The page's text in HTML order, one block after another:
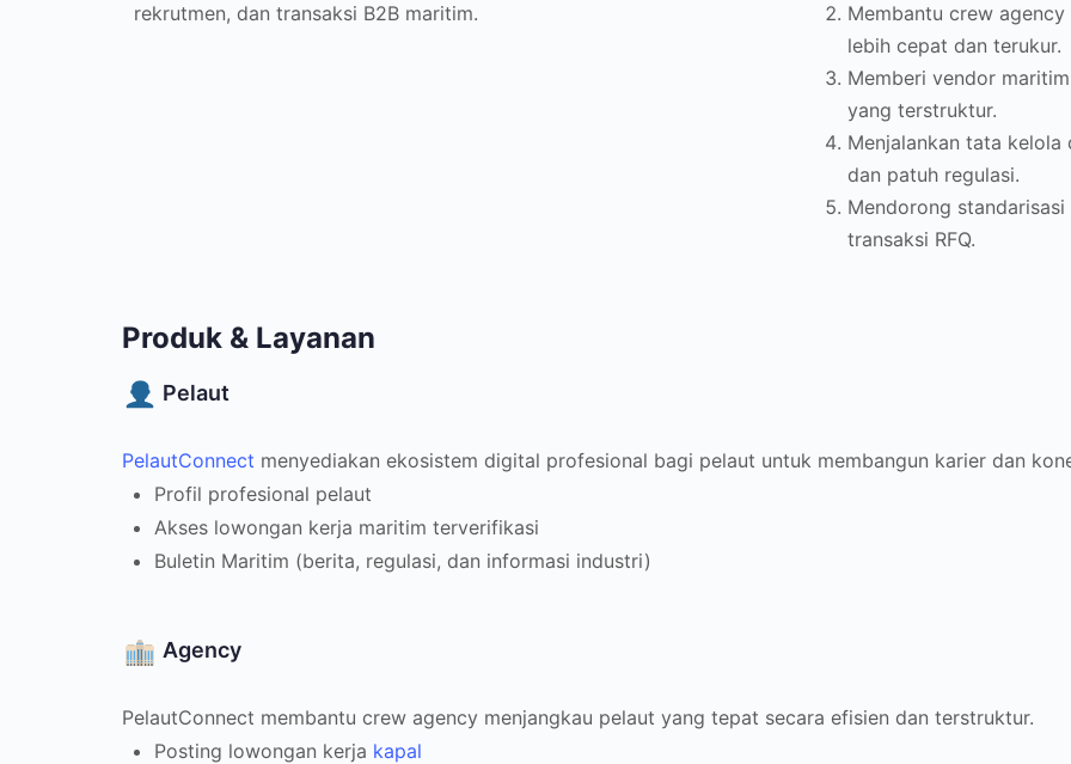
rekrutmen, dan transaksi B2B maritim.
Membantu crew
lebih cepat dan terukur.
Memberi vendor
yang terstruktur.
Menjalankan tata kelola
dan patuh regulasi.
Mendorong
transaksi RFQ.
Produk & Layanan
Pelaut
PelautConnect menyediakan ekosistem digital profesional bagi pelaut untuk membangun karier dan
Profil profesional pelaut
Akses lowongan kerja maritim terverifikasi
Buletin Maritim (berita, regulasi, dan informasi industri)
Agency
PelautConnect membantu crew agency menjangkau pelaut yang tepat secara efisien dan terstruktur.
Posting lowongan kerja kapal